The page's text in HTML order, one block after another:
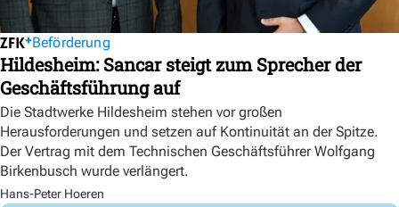
Beförderung
Hildesheim: Sancar steigt zum Sprecher der
Geschäftsführung auf
Die Stadtwerke Hildesheim stehen vor großen
Herausforderungen und setzen auf Kontinuität an der Spitze.
Der Vertrag mit dem Technischen Geschäftsführer Wolfgang
Birkenbusch wurde verlängert.
Hans-Peter Hoeren